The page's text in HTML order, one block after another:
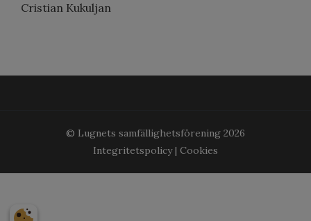
Cristian Kukuljan
© Lugnets samfällighetsförening 2026
Integritetspolicy| Cookies